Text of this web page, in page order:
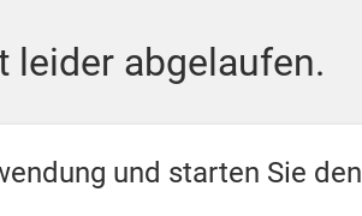
Attenkofer
leider abgelaufen.
und starten Sie den